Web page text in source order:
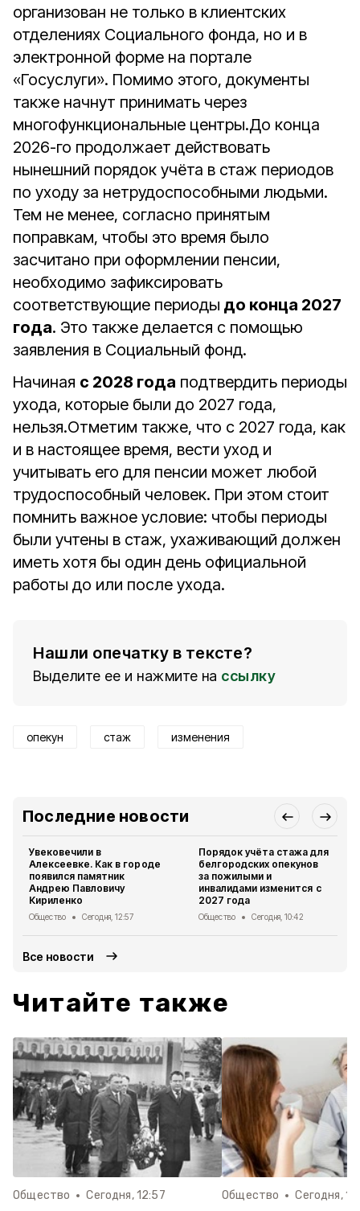
организован не только в клиентских
отделениях Социального фонда, но и в
электронной форме на портале
«Госуслуги». Помимо этого, документы
также начнут принимать через
многофункциональные центры.До конца
2026-го продолжает действовать
нынешний порядок учёта в стаж периодов
по уходу за нетрудоспособными людьми.
Тем не менее, согласно принятым
поправкам, чтобы это время было
засчитано при оформлении пенсии,
необходимо зафиксировать
соответствующие периоды до конца 2027
года. Это также делается с помощью
заявления в Социальный фонд.
Начиная с 2028 года подтвердить периоды
ухода, которые были до 2027 года,
нельзя.Отметим также, что с 2027 года, как
и в настоящее время, вести уход и
учитывать его для пенсии может любой
трудоспособный человек. При этом стоит
помнить важное условие: чтобы периоды
были учтены в стаж, ухаживающий должен
иметь хотя бы один день официальной
работы до или после ухода.
Нашли опечатку в тексте?
Выделите ее и нажмите на ссылку
опекун стаж изменения
Последние новости
Увековечили в
Алексеевке. Как в городе
появился памятник
Андрею Павловичу
Кириленко
Общество Сегодня, 12:57
Порядок учёта стажа для
белгородских опекунов
за пожилыми и
инвалидами изменится с
2027 года
Общество Сегодня, 10:42
Все новости
Читайте также
Общество Сегодня, 12:57 Общество Сегодня,